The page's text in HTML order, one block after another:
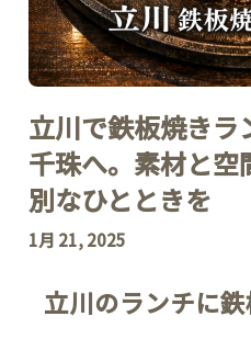
立川で鉄板焼きラ
千珠へ。素材と
別なひとときを
1月 21, 2025
立川のランチに